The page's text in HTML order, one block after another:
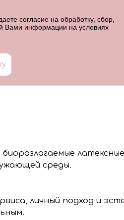
согласие на обработку, сбор,
Вами информации на условиях
биоразлагаемые
среды.
личный подход и